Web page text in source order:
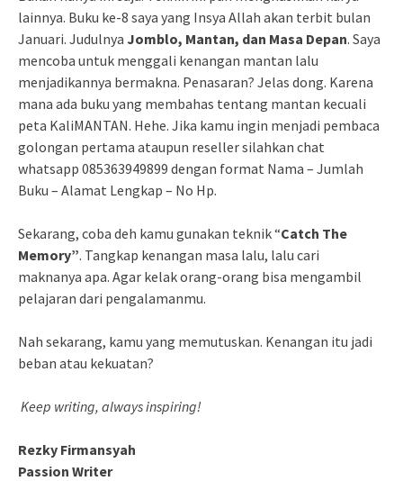
lainnya. Buku ke-8 saya yang Insya Allah akan terbit bulan
Januari. Judulnya Jomblo, Mantan, dan Masa Depan. Saya
mencoba untuk menggali kenangan mantan lalu
menjadikannya bermakna. Penasaran? Jelas dong. Karena
mana ada buku yang membahas tentang mantan kecuali
peta KaliMANTAN. Hehe. Jika kamu ingin menjadi pembaca
golongan pertama ataupun reseller silahkan chat
whatsapp 085363949899 dengan format Nama – Jumlah
Buku – Alamat Lengkap – No Hp.
Sekarang, coba deh kamu gunakan teknik “Catch The
Memory”. Tangkap kenangan masa lalu, lalu cari
maknanya apa. Agar kelak orang-orang bisa mengambil
pelajaran dari pengalamanmu.
Nah sekarang, kamu yang memutuskan. Kenangan itu jadi
beban atau kekuatan?
Keep writing, always inspiring!
Rezky Firmansyah
Passion Writer